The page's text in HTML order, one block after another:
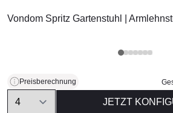
Vondom Spritz Gartenstuhl |
Preisberechnung
Quantity
JETZT